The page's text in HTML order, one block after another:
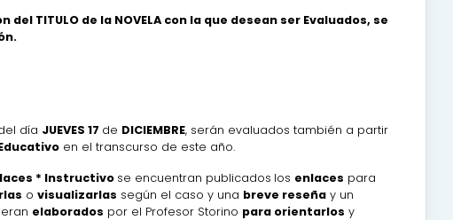
TITULO de la NOVELA con la que desean ser Evaluados, se
día JUEVES 17 de DICIEMBRE, serán evaluados también a partir
en el transcurso de este año.
* Instructivo se encuentran publicados los enlaces para
o visualizarlas según el caso y una breve reseña y un
elaborados por el Profesor Storino para orientarlos y